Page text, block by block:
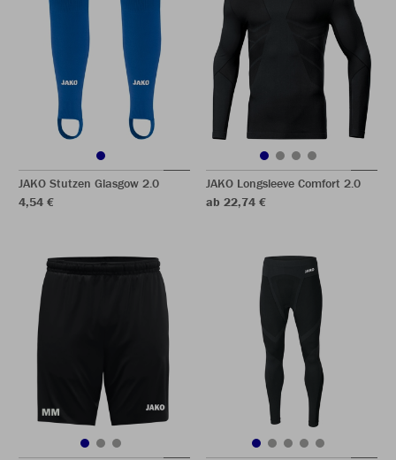
JAKO Stutzen Glasgow 2.0
4,54 €
JAKO Longsleeve Comfort 2.0
ab 22,74 €